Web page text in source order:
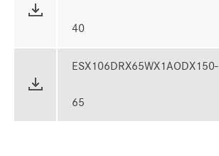
40
ESX106DRX65WX1AODX150-
65